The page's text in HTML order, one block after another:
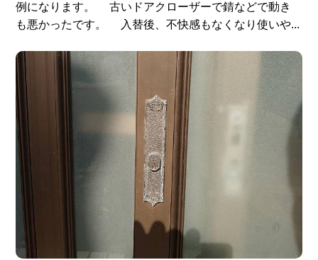
例になります。 古いドアクローザーで錆などで動き
も悪かったです。 入替後、不快感もなくなり使いや...